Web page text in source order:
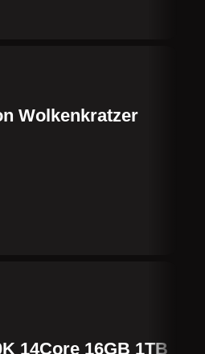
Wolkenkratzer
14Core 16GB 1TB